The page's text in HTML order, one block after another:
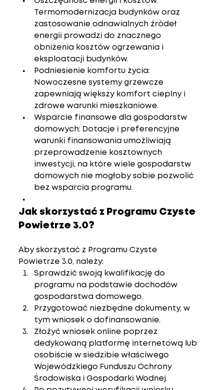
Termomodernizacja budynków oraz
zastosowanie odnawialnych źródeł
energii prowadzi do znacznego
obniżenia kosztów ogrzewania i
eksploatacji budynków.
Podniesienie komfortu życia:
Nowoczesne systemy grzewcze
zapewniają większy komfort cieplny i
zdrowe warunki mieszkaniowe.
Wsparcie finansowe dla gospodarstw
domowych: Dotacje i preferencyjne
warunki finansowania umożliwiają
przeprowadzenie kosztownych
inwestycji, na które wiele gospodarstw
domowych nie mogłoby sobie pozwolić
bez wsparcia programu.
Jak skorzystać z Programu Czyste
Powietrze 3.0?
Aby skorzystać z Programu Czyste
Powietrze 3.0, należy:
Sprawdzić swoją kwalifikację do
programu na podstawie dochodów
gospodarstwa domowego.
Przygotować niezbędne dokumenty, w
tym wniosek o dofinansowanie.
Złożyć wniosek online poprzez
dedykowaną platformę internetową lub
osobiście w siedzibie właściwego
Wojewódzkiego Funduszu Ochrony
Środowiska i Gospodarki Wodnej.